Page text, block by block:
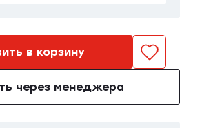
в корзину
через менеджера